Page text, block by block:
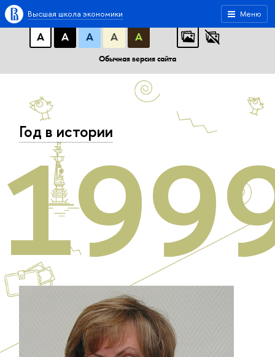
A A A АБB
АБB
А
А А А А
Обычная версия сайта
Меню
Высшая школа экономики
Год в истории